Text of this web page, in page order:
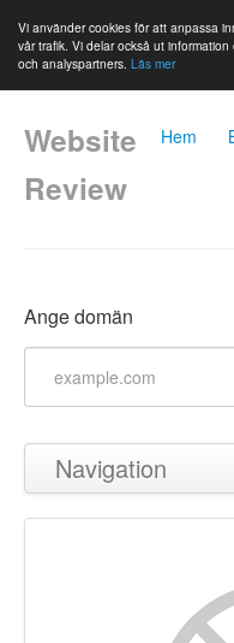
Vi använder cookies för att anpassa
vår trafik. Vi delar också ut
och analyspartners. Läs mer
Hem
Website
Review
Ange domän
Navigation
Tillbaka till